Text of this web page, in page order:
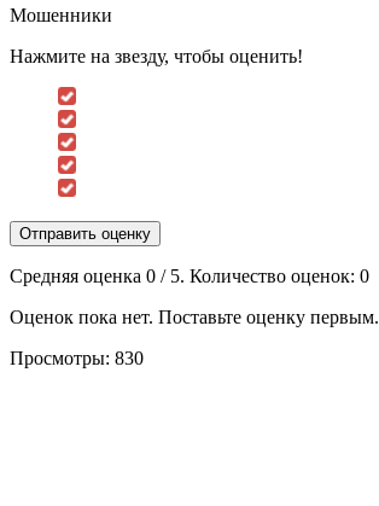
Мошенники
Нажмите на звезду, чтобы оценить!
Отправить оценку
Средняя оценка 0 / 5. Количество оценок: 0
Оценок пока нет. Поставьте оценку первым.
Просмотры: 830